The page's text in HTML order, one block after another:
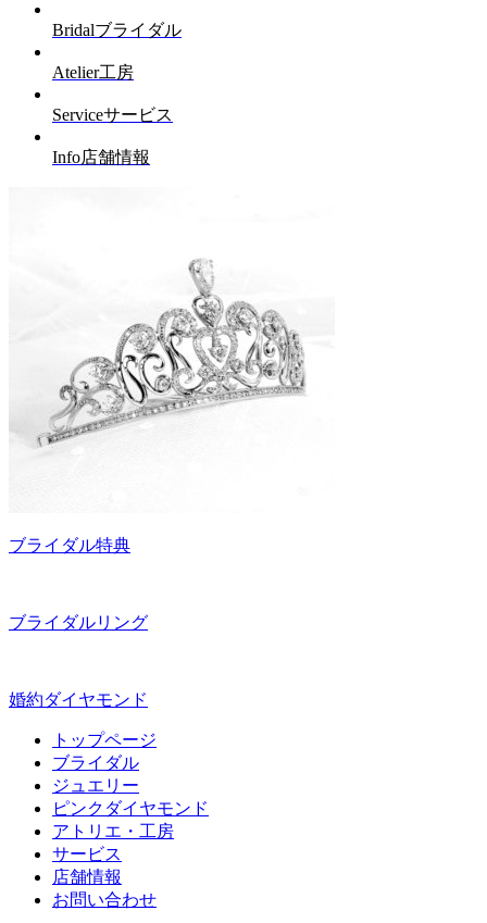
Bridalブライダル
Atelier工房
Serviceサービス
Info店舗情報
ブライダル特典
ブライダルリング
婚約ダイヤモンド
トップページ
ブライダル
ジュエリー
ピンクダイヤモンド
アトリエ・工房
サービス
店舗情報
お問い合わせ